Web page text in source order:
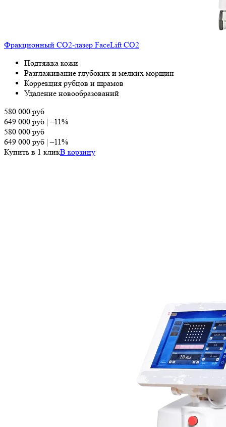
Фракционный СО2-лазер FaceLift CO2
Подтяжка кожи
Разглаживание глубоких и мелких морщин
Коррекция рубцов и шрамов
Удаление новообразований
580 000 руб
649 000 руб |–11%
580 000 руб
649 000 руб |–11%
Купить в 1 кликВ корзину